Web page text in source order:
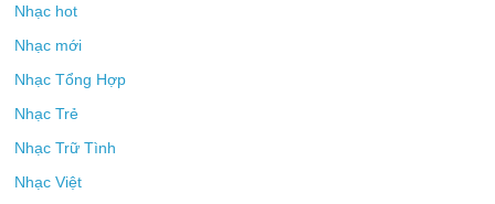
Nhạc hot
Nhạc mới
Nhạc Tổng Hợp
Nhạc Trẻ
Nhạc Trữ Tình
Nhạc Việt